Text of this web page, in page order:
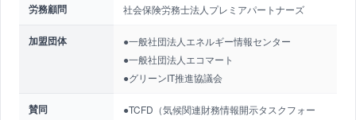
労務顧問 社会保険労務士法人プレミアパートナーズ
加盟団体
●一般社団法人エネルギー情報センター
●一般社団法人エコマート
●グリーンIT推進協議会
賛同
●TCFD（気候関連財務情報開示タスクフォー